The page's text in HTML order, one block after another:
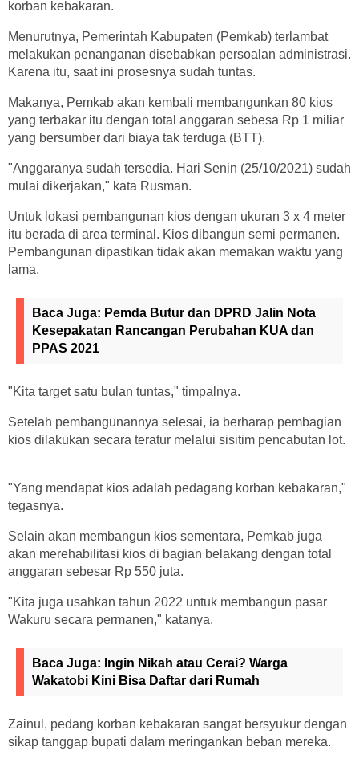
korban kebakaran.
Menurutnya, Pemerintah Kabupaten (Pemkab) terlambat
melakukan penanganan disebabkan persoalan administrasi.
Karena itu, saat ini prosesnya sudah tuntas.
Makanya, Pemkab akan kembali membangunkan 80 kios
yang terbakar itu dengan total anggaran sebesa Rp 1 miliar
yang bersumber dari biaya tak terduga (BTT).
"Anggaranya sudah tersedia. Hari Senin (25/10/2021) sudah
mulai dikerjakan," kata Rusman.
Untuk lokasi pembangunan kios dengan ukuran 3 x 4 meter
itu berada di area terminal. Kios dibangun semi permanen.
Pembangunan dipastikan tidak akan memakan waktu yang
lama.
Baca Juga: Pemda Butur dan DPRD Jalin Nota
Kesepakatan Rancangan Perubahan KUA dan
PPAS 2021
"Kita target satu bulan tuntas," timpalnya.
Setelah pembangunannya selesai, ia berharap pembagian
kios dilakukan secara teratur melalui sisitim pencabutan lot.
"Yang mendapat kios adalah pedagang korban kebakaran,"
tegasnya.
Selain akan membangun kios sementara, Pemkab juga
akan merehabilitasi kios di bagian belakang dengan total
anggaran sebesar Rp 550 juta.
"Kita juga usahkan tahun 2022 untuk membangun pasar
Wakuru secara permanen," katanya.
Baca Juga: Ingin Nikah atau Cerai? Warga
Wakatobi Kini Bisa Daftar dari Rumah
Zainul, pedang korban kebakaran sangat bersyukur dengan
sikap tanggap bupati dalam meringankan beban mereka.